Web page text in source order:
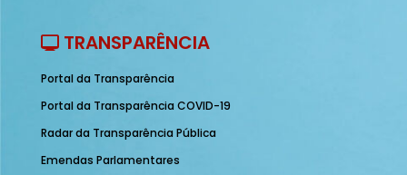
TRANSPARÊNCIA
Portal da Transparência
Portal da Transparência COVID-19
Radar da Transparência Pública
Emendas Parlamentares